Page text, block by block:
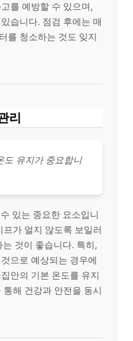
를 예방할 수 있으며,
습니다. 점검 후에는 매
를 청소하는 것도 잊지
리
도 유지가 중요합니
있는 중요한 요소입니
가 얼지 않도록 보일러
것이 좋습니다. 특히,
으로 예상되는 경우에
안의 기본 온도를 유지
해 건강과 안전을 동시